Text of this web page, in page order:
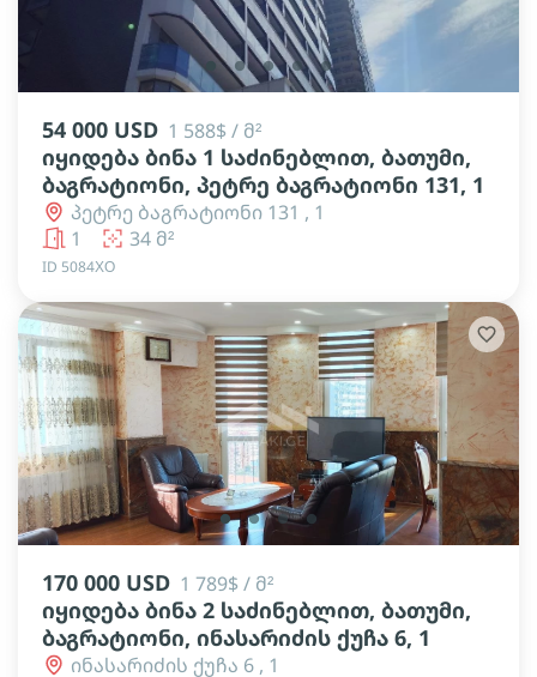
lens lens lens lens lens
54 000 USD 1 588$ / მ²
იყიდება ბინა 1 საძინებლით, ბათუმი,
ბაგრატიონი, პეტრე ბაგრატიონი 131, 1
პეტრე ბაგრატიონი 131 , 1
1
34 მ²
ID 5084ХО
lens lens lens lens
170 000 USD 1 789$ / მ²
იყიდება ბინა 2 საძინებლით, ბათუმი,
ბაგრატიონი, ინასარიძის ქუჩა 6, 1
ინასარიძის ქუჩა 6 , 1